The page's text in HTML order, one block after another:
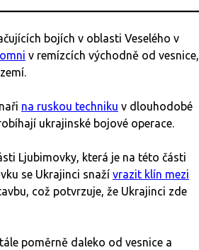
bojích v oblasti Veselého v
v remízcích východně od vesnice,
na ruskou techniku v dlouhodobé
ukrajinské bojové operace.
Ljubimovky, která je na této části
se Ukrajinci snaží vrazit klín mezi
což potvrzuje, že Ukrajinci zde
poměrně daleko od vesnice a